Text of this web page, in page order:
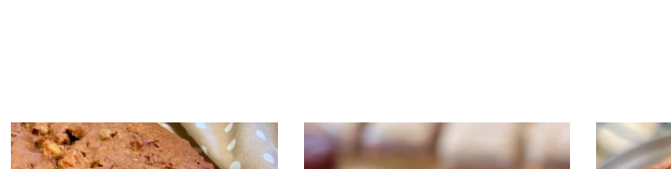
וקוקוס
וגם אם לא- תכינו אותה!! קערה וכ